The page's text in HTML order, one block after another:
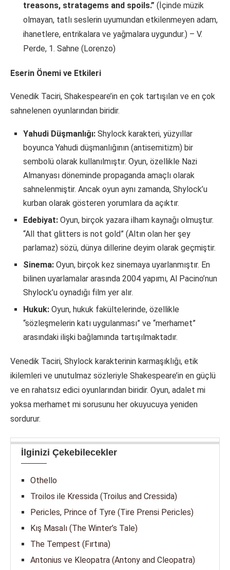
treasons, stratagems and spoils.” (İçinde müzik
olmayan, tatlı seslerin uyumundan etkilenmeyen adam,
ihanetlere, entrikalara ve yağmalara uygundur.) – V.
Perde, 1. Sahne (Lorenzo)
Eserin Önemi ve Etkileri
Venedik Taciri, Shakespeare’in en çok tartışılan ve en çok
sahnelenen oyunlarından biridir.
Yahudi Düşmanlığı: Shylock karakteri, yüzyıllar
boyunca Yahudi düşmanlığının (antisemitizm) bir
sembolü olarak kullanılmıştır. Oyun, özellikle Nazi
Almanyası döneminde propaganda amaçlı olarak
sahnelenmiştir. Ancak oyun aynı zamanda, Shylock’u
kurban olarak gösteren yorumlara da açıktır.
Edebiyat: Oyun, birçok yazara ilham kaynağı olmuştur.
“All that glitters is not gold” (Altın olan her şey
parlamaz) sözü, dünya dillerine deyim olarak geçmiştir.
Sinema: Oyun, birçok kez sinemaya uyarlanmıştır. En
bilinen uyarlamalar arasında 2004 yapımı, Al Pacino’nun
Shylock’u oynadığı film yer alır.
Hukuk: Oyun, hukuk fakültelerinde, özellikle
“sözleşmelerin katı uygulanması” ve “merhamet”
arasındaki ilişki bağlamında tartışılmaktadır.
Venedik Taciri, Shylock karakterinin karmaşıklığı, etik
ikilemleri ve unutulmaz sözleriyle Shakespeare’in en güçlü
ve en rahatsız edici oyunlarından biridir. Oyun, adalet mi
yoksa merhamet mi sorusunu her okuyucuya yeniden
sordurur.
İlginizi Çekebilecekler
Othello
Troilos ile Kressida (Troilus and Cressida)
Pericles, Prince of Tyre (Tire Prensi Pericles)
Kış Masalı (The Winter’s Tale)
The Tempest (Fırtına)
Antonius ve Kleopatra (Antony and Cleopatra)